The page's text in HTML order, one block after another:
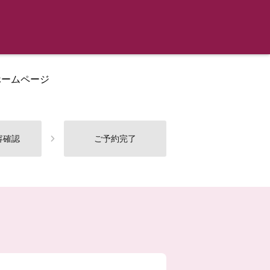
ムページ
確認 ご予約完了